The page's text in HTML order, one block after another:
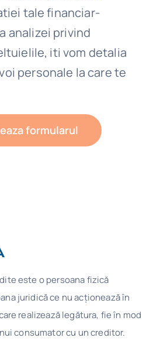
tale financiar-
analizei privind
iti vom detalia
personale la care te
formularul
este o persoana fizică
juridică ce nu acţionează în
realizează legătura, fie în mod
consumator cu un creditor.